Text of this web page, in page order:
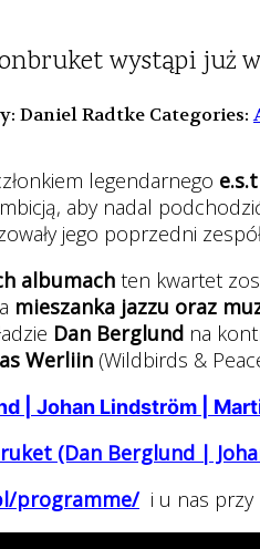
wystąpi już
Daniel Radtke Categories:
legendarnego e.s.t
aby nadal
jego poprzedni
albumach ten kwartet
mieszanka jazzu oraz
Dan Berglund na
Werliin (Wildbirds &
| Johan Lindström |
(Dan Berglund |
programme/i u nas przy